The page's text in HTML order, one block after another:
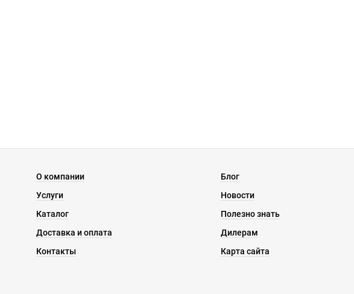
О компании
Блог
Услуги
Новости
Каталог
Полезно знать
Доставка и оплата
Дилерам
Контакты
Карта сайта